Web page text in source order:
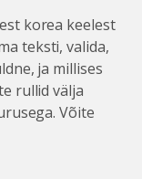
korea keelest
teksti, valida,
ja millises
rullid välja
Võite